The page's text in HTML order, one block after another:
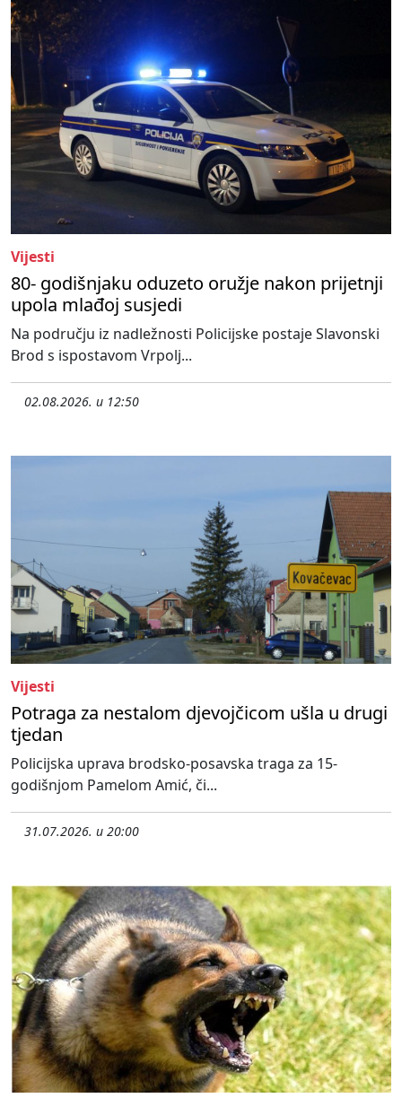
Vijesti
80- godišnjaku oduzeto oružje nakon prijetnji
upola mlađoj susjedi
Na području iz nadležnosti Policijske postaje Slavonski
Brod s ispostavom Vrpolj...
02.08.2026. u 12:50
Vijesti
Potraga za nestalom djevojčicom ušla u drugi
tjedan
Policijska uprava brodsko-posavska traga za 15-
godišnjom Pamelom Amić, či...
31.07.2026. u 20:00